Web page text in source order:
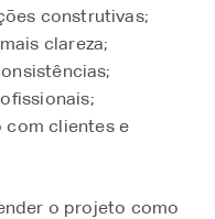
construtivas;
clareza;
com clientes e
o projeto como